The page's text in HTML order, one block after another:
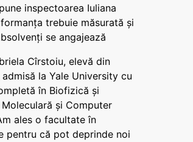
inspectoarea Iuliana
trebuie măsurată și
se angajează
Cîrstoiu, elevă din
la Yale University cu
în Biofizică și
și Computer
ales o facultate în
pentru că pot deprinde noi